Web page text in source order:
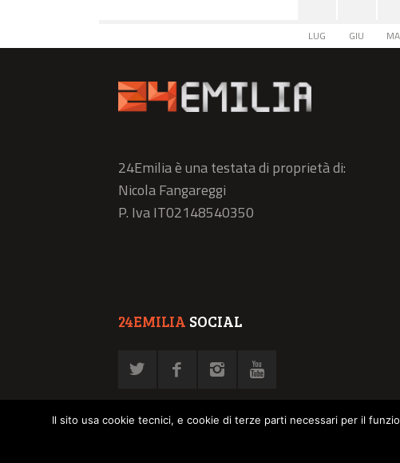
LUG GIU
24Emilia è una testata di proprietà di:
Nicola Fangareggi
P. Iva IT02148540350
24EMILIA SOCIAL
Il sito usa cookie tecnici, e cookie di terze parti necessari per il